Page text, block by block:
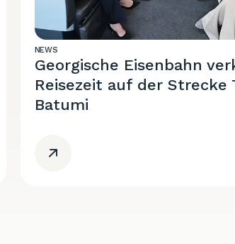
NEWS
Georgische Eisenbahn
Reisezeit auf der Strecke
Batumi